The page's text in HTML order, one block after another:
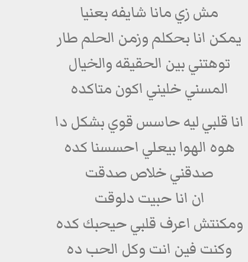
مش زي مانا شايفه بعنيا
يمكن انا بحكلم وزمن الحلم طار
توهتني بين الحقيقه والخيال
المسني خليني اكون متاكده
انا قلبي ليه حاسس قوي بشكل دا
هوه الهوا بيعلي احسسنا كده
صدقني خلاص صدقت
ان انا حبيت دلوقت
ومكنتش اعرف قلبي حيحبك كده
وكنت فين انت وكل الحب ده